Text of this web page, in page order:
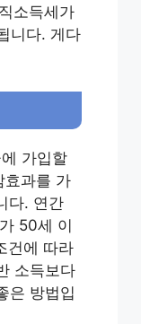
소득세가
니다. 게다
가입할
효과를 가
다. 연간
50세 이
건에 따라
소득보다
은 방법입